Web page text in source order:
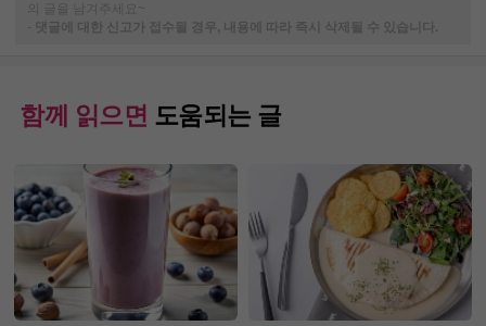
의 글을 남겨주세요~
-
댓글에 대한 신고가 접수될 경우, 내용에 따라 즉시 삭제될 수 있습니다.
함께 읽으면 도움되는 글